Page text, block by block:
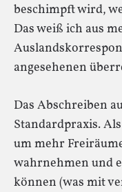
beschimpft wird,
Das weiß ich aus
angesehenen
Das Abschreiben
Standardpraxis.
um mehr
wahrnehmen und
können (was mit